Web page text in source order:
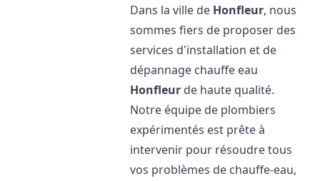
Dans la ville de Honfleur, nous
sommes fiers de proposer des
services d'installation et de
dépannage chauffe eau
Honfleur de haute qualité.
Notre équipe de plombiers
expérimentés est prête à
intervenir pour résoudre tous
vos problèmes de chauffe-eau,